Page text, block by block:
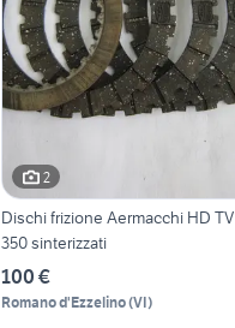
2
Dischi frizione Aermacchi HD TV
350 sinterizzati
100 €
Romano d'Ezzelino(VI)